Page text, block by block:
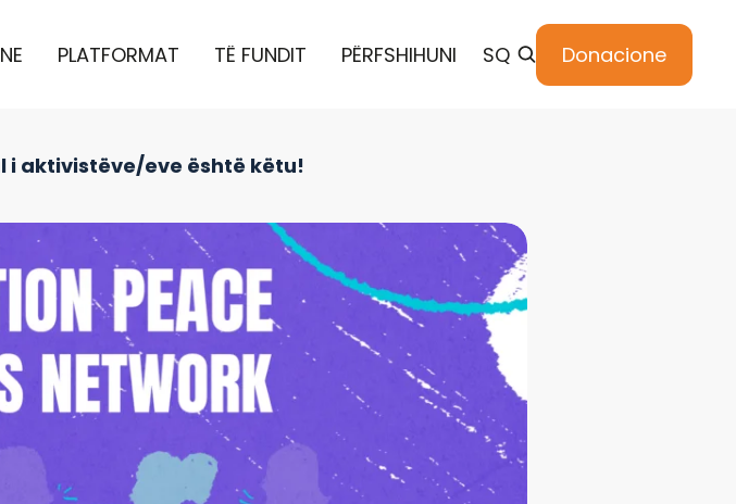
PLATFORMAT TË FUNDIT PËRFSHIHUNI SQ Donacione
i aktivistëve/eve është këtu!